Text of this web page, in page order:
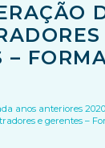
–
anos anteriores 2020
e gerentes –